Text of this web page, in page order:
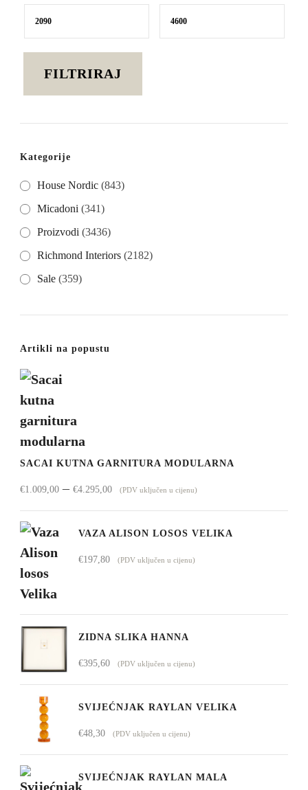
Min Maks
FILTRIRAJ
Kategorije
House Nordic (843)
Micadoni (341)
Proizvodi (3436)
Richmond Interiors (2182)
Sale (359)
Artikli na popustu
SACAI KUTNA GARNITURA MODULARNA
€1.009,00 – €4.295,00Raspon
cijena:
od
(PDV uključen u cijenu)
VAZA ALISON LOSOS VELIKA
€197,80 (PDV uključen u cijenu)
ZIDNA SLIKA HANNA
€395,60 (PDV uključen u cijenu)
SVIJEĆNJAK RAYLAN VELIKA
€48,30 (PDV uključen u cijenu)
SVIJEĆNJAK RAYLAN MALA